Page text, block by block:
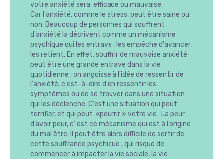
votre anxiété sera efficace ou mauvaise.
Car l'anxiété, comme le stress, peut être saine ou
non. Beaucoup de personnes qui souffrent
d'anxiété la décrivent comme un mécanisme
psychique qui les entrave , les empêche d'avancer,
les retient. En effet, souffrir de mauvaise anxiété
peut être une grande entrave dans la vie
quotidienne : on angoisse à l'idée de ressentir de
l'anxiété, c'est-à-dire d'en ressentir les
symptômes ou de se trouver dans une situation
qui les déclenche. C'est une situation qui peut
terrifier, et qui peut «pourrir » votre vie : La peur
d’avoir peur, c’ est ce mécanisme qui est à l’origine
du mal être. Il peut être alors difficile de sortir de
cette souffrance psychique , qui risque de
commencer à impacter la vie sociale, la vie